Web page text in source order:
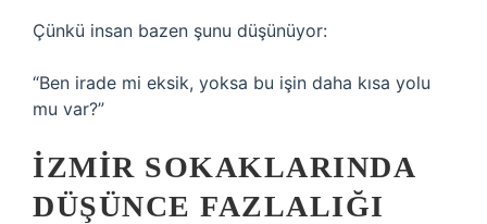
Çünkü insan bazen şunu düşünüyor:
“Ben irade mi eksik, yoksa bu işin daha kısa yolu
mu var?”
İZMIR SOKAKLARINDA
DÜŞÜNCE FAZLALIĞI